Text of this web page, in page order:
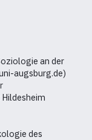
an der
augsburg.de)
des